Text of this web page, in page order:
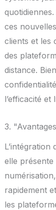
ces
clients et les
des
distance.
l’efficacité et
3.
elle présente
rapidement
les